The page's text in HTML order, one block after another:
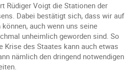
Rüdiger Voigt die Stationen der
Dabei bestätigt sich, dass wir auf
auch wenn uns seine
unheimlich geworden sind. So
Krise des Staates kann auch etwas
nämlich den dringend notwendigen